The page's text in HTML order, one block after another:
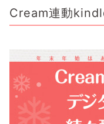
Cream連動